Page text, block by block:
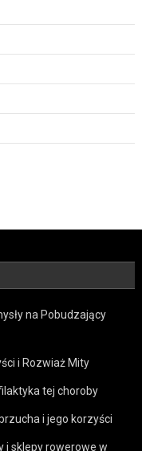
na Pobudzający
i Rozwiaż Mity
tej choroby
i jego korzyści
i sklepy rowerowe w